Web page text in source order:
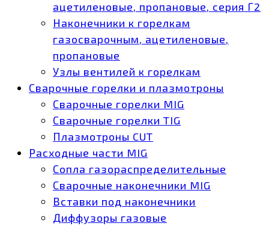
ацетиленовые, пропановые, серия Г2
Наконечники к горелкам
газосварочным, ацетиленовые,
пропановые
Узлы вентилей к горелкам
Сварочные горелки и плазмотроны
Сварочные горелки MIG
Сварочные горелки TIG
Плазмотроны CUT
Расходные части MIG
Сопла газораспределительные
Сварочные наконечники MIG
Вставки под наконечники
Диффузоры газовые